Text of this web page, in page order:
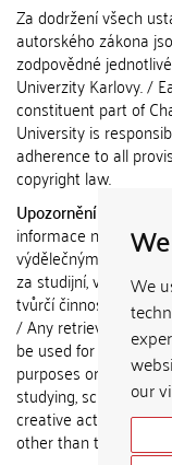
We
our
Za dodržení všech
autorského zákona
zodpovědné
Univerzity Karlovy. /
constituent part of
University is
adherence to all
copyright law.
Upozornění / Notice:
informace nemohou
výdělečným účelům
za studijní, vědeckou
tvůrčí činnost jiné
/ Any retrieved
be used for any
purposes or claimed
studying, scientific or
creative activities of
other than the author.